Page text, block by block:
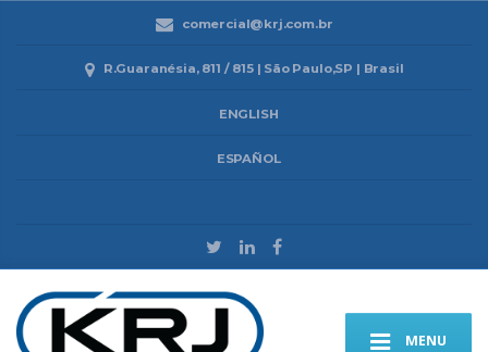
comercial@krj.com.br
R.Guaranésia, 811 / 815 | São Paulo,SP | Brasil
ENGLISH
ESPAÑOL
MENU